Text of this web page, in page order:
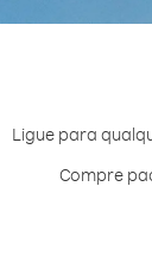
Ligue para
Compre